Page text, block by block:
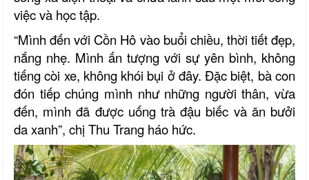
việc và học tập.
“Mình đến với Cồn Hô vào buổi chiều, thời tiết đẹp,
nắng nhẹ. Mình ấn tượng với sự yên bình, không
tiếng còi xe, không khói bụi ở đây. Đặc biệt, bà con
đón tiếp chúng mình như những người thân, vừa
đến, mình đã được uống trà đậu biếc và ăn bưởi
da xanh”, chị Thu Trang háo hức.